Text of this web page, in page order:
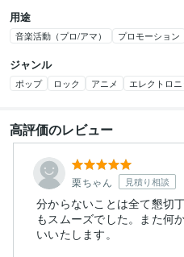
用途
音楽活動（プロ/アマ） プロモーション
ジャンル
ポップ ロック アニメ エレクトロニ
高評価のレビュー
栗ちゃん 見積り相談
分からないことは全て懇切
もスムーズでした。また何
いいたします。